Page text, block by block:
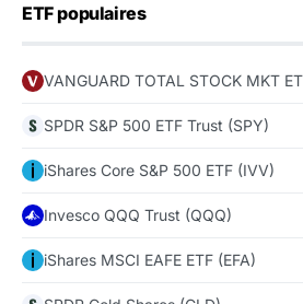
ETF populaires
VANGUARD TOTAL STOCK MKT
SPDR S&P 500 ETF Trust (SPY)
iShares Core S&P 500 ETF (IVV)
Invesco QQQ Trust (QQQ)
iShares MSCI EAFE ETF (EFA)